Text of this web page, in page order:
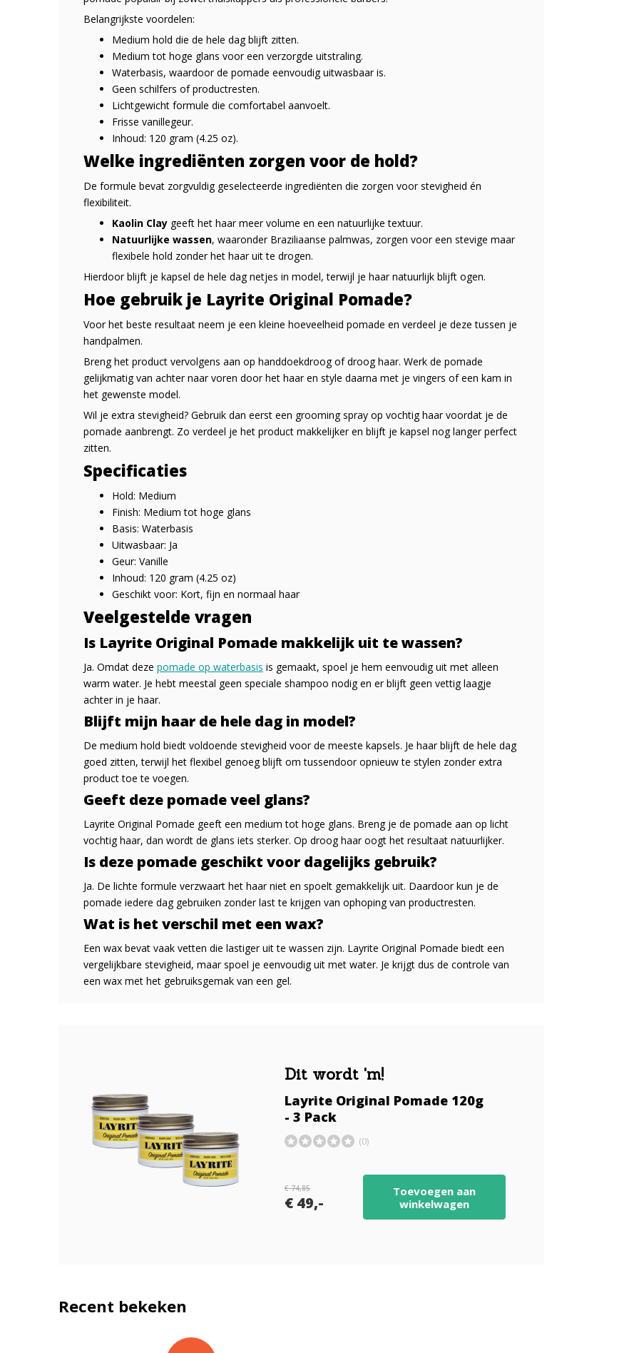
Belangrijkste voordelen:
Medium hold die de hele dag blijft zitten.
Medium tot hoge glans voor een verzorgde uitstraling.
Waterbasis, waardoor de pomade eenvoudig uitwasbaar is.
Geen schilfers of productresten.
Lichtgewicht formule die comfortabel aanvoelt.
Frisse vanillegeur.
Inhoud: 120 gram (4.25 oz).
Welke ingrediënten zorgen voor de hold?
De formule bevat zorgvuldig geselecteerde ingrediënten die zorgen voor stevigheid én
flexibiliteit.
Kaolin Clay geeft het haar meer volume en een natuurlijke textuur.
Natuurlijke wassen, waaronder Braziliaanse palmwas, zorgen voor een stevige maar
flexibele hold zonder het haar uit te drogen.
Hierdoor blijft je kapsel de hele dag netjes in model, terwijl je haar natuurlijk blijft ogen.
Hoe gebruik je Layrite Original Pomade?
Voor het beste resultaat neem je een kleine hoeveelheid pomade en verdeel je deze tussen je
handpalmen.
Breng het product vervolgens aan op handdoekdroog of droog haar. Werk de pomade
gelijkmatig van achter naar voren door het haar en style daarna met je vingers of een kam in
het gewenste model.
Wil je extra stevigheid? Gebruik dan eerst een grooming spray op vochtig haar voordat je de
pomade aanbrengt. Zo verdeel je het product makkelijker en blijft je kapsel nog langer perfect
zitten.
Specificaties
Hold: Medium
Finish: Medium tot hoge glans
Basis: Waterbasis
Uitwasbaar: Ja
Geur: Vanille
Inhoud: 120 gram (4.25 oz)
Geschikt voor: Kort, fijn en normaal haar
Veelgestelde vragen
Is Layrite Original Pomade makkelijk uit te wassen?
Ja. Omdat deze pomade op waterbasis is gemaakt, spoel je hem eenvoudig uit met alleen
warm water. Je hebt meestal geen speciale shampoo nodig en er blijft geen vettig laagje
achter in je haar.
Blijft mijn haar de hele dag in model?
De medium hold biedt voldoende stevigheid voor de meeste kapsels. Je haar blijft de hele dag
goed zitten, terwijl het flexibel genoeg blijft om tussendoor opnieuw te stylen zonder extra
product toe te voegen.
Geeft deze pomade veel glans?
Layrite Original Pomade geeft een medium tot hoge glans. Breng je de pomade aan op licht
vochtig haar, dan wordt de glans iets sterker. Op droog haar oogt het resultaat natuurlijker.
Is deze pomade geschikt voor dagelijks gebruik?
Ja. De lichte formule verzwaart het haar niet en spoelt gemakkelijk uit. Daardoor kun je de
pomade iedere dag gebruiken zonder last te krijgen van ophoping van productresten.
Wat is het verschil met een wax?
Een wax bevat vaak vetten die lastiger uit te wassen zijn. Layrite Original Pomade biedt een
vergelijkbare stevigheid, maar spoel je eenvoudig uit met water. Je krijgt dus de controle van
een wax met het gebruiksgemak van een gel.
Dit wordt 'm!
Layrite Original Pomade 120g
- 3 Pack
(0)
€ 74,85
€ 49,-
Toevoegen aan
winkelwagen
Recent bekeken